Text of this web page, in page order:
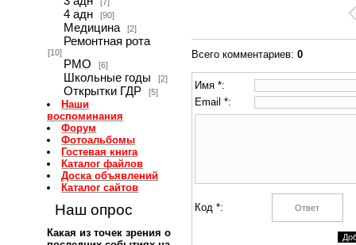
4 адн [90]
Медицина [2]
Ремонтная рота
[10]
РМО [6]
Школьные годы [2]
Открытки ГДР [5]
Наши
воспоминания
Форум
Фотоальбомы
Гостевая книга
Каталог файлов
Доска объявлений
Каталог сайтов
Наш опрос
Какая из точек зрения о
Всего комментариев: 0
Имя *:
Email *:
Код *: